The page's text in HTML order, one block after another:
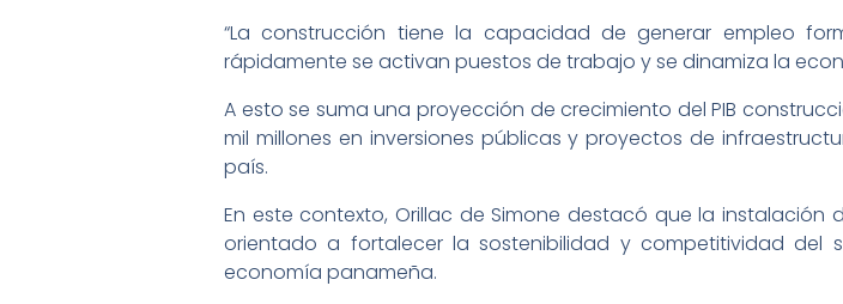
“La construcción tiene la capacidad de generar empleo
rápidamente se activan puestos de trabajo y se dinamiza la
A esto se suma una proyección de crecimiento del PIB
mil millones en inversiones públicas y proyectos de
país.
En este contexto, Orillac de Simone destacó que la instalación
orientado a fortalecer la sostenibilidad y competitividad
economía panameña.